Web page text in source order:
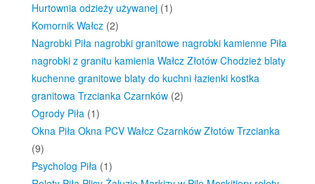
Hurtownia odzieży używanej (1)
Komornik Wałcz (2)
Nagrobki Piła nagrobki granitowe nagrobki kamienne Piła
nagrobki z granitu kamienia Wałcz Złotów Chodzież blaty
kuchenne granitowe blaty do kuchni łazienki kostka
granitowa Trzcianka Czarnków (2)
Ogrody Piła (1)
Okna Piła Okna PCV Wałcz Czarnków Złotów Trzcianka
(9)
Psycholog Piła (1)